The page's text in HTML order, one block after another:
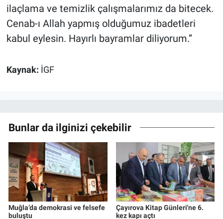
ilaçlama ve temizlik çalışmalarımız da bitecek.
Cenab-ı Allah yapmış olduğumuz ibadetleri
kabul eylesin. Hayırlı bayramlar diliyorum.”
Kaynak: İGF
Bunlar da ilginizi çekebilir
Muğla’da demokrasi ve felsefe
buluştu
Çayırova Kitap Günleri'ne 6.
kez kapı açtı